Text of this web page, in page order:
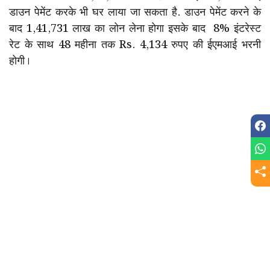
डाउन पेमेंट करके भी घर लाया जा सकता है. डाउन पेमेंट करने के
बाद ₹1,41,731 लाख का लोन लेना होगा इसके बाद 8% इंटरेस्ट
रेट के साथ 48 महीना तक Rs. 4,134 रुपए की ईएमआई भरनी
होगी।